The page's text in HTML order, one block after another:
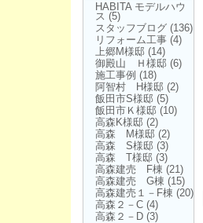
HABITA モデルハウ
ス (5)
スタッフブログ (136)
リフォーム工事 (4)
上郷M様邸 (14)
御殿山 Ｈ様邸 (6)
施工事例 (18)
阿智村 H様邸 (2)
飯田市S様邸 (5)
飯田市Ｋ様邸 (10)
高森K様邸 (2)
高森 M様邸 (2)
高森 S様邸 (3)
高森 T様邸 (3)
高森建売 F棟 (21)
高森建売 G棟 (15)
高森建売１－F棟 (20)
高森２－C (4)
高森２－D (3)